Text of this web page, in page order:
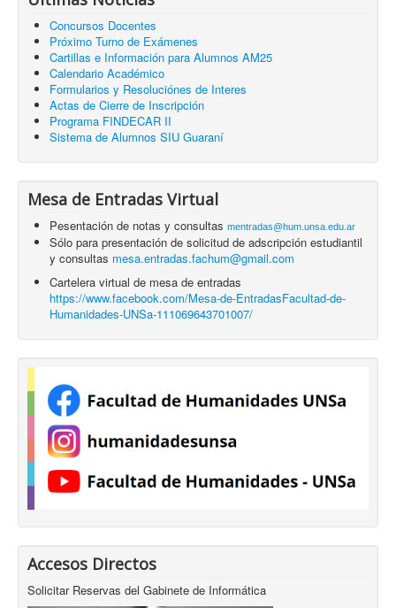
Concursos Docentes
Próximo Turno de Exámenes
Cartillas e Información para Alumnos AM25
Calendario Académico
Formularios y Resoluciónes de Interes
Actas de Cierre de Inscripción
Programa FINDECAR II
Sistema de Alumnos SIU Guaraní
Mesa de Entradas Virtual
Pesentación de notas y consultas mentradas@hum.unsa.edu.ar
Sólo para presentación de solicitud de adscripción estudiantil
y consultas mesa.entradas.fachum@gmail.com
Cartelera virtual de mesa de entradas
https://www.facebook.com/Mesa-de-EntradasFacultad-de-
Humanidades-UNSa-111069643701007/
Accesos Directos
Solicitar Reservas del Gabinete de Informática